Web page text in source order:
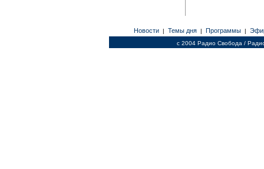
Новости | Темы дня | Программы |
c 2004 Радио Свобода /